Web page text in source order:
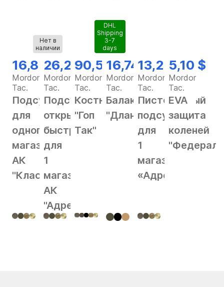
16,82 $
Mordor
Tac.
Подсумок
для
одного
магазина
АК
"Классика"
Нет в
наличии
26,28 $
Mordor
Tac.
Подсумок
открытый
быстрый
для
1
магазина
АК
"Адрес"
90,56 $
Mordor
Tac.
Костюм
"Гоп
Так"
DHL
Shipping
3-7
days
16,74 $
Mordor
Tac.
Балаклава
"Длань"
13,25 $
Mordor
Tac.
Пистолетный
подсумок
для
1
магазина
«Адрес»
5,10 $
Mordor
Tac.
EVA
защита
коленей
"Федерал"